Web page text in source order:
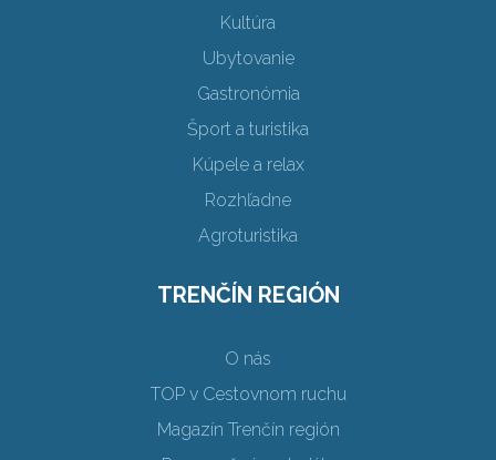
Kultúra
Ubytovanie
Gastronómia
Šport a turistika
Kúpele a relax
Rozhľadne
Agroturistika
TRENČÍN REGIÓN
O nás
TOP v Cestovnom ruchu
Magazín Trenčín región